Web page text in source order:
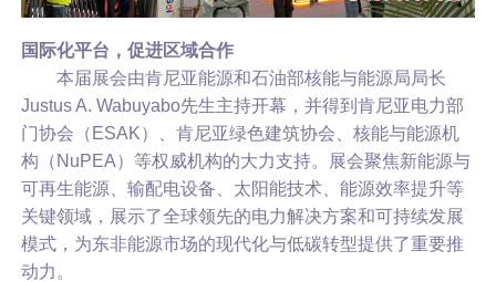
国际化平台，促进区域合作
本届展会由肯尼亚能源和石油部核能与能源局局长
Justus A. Wabuyabo先生主持开幕，并得到肯尼亚电力部
门协会（ESAK）、肯尼亚绿色建筑协会、核能与能源机
构（NuPEA）等权威机构的大力支持。展会聚焦新能源与
可再生能源、输配电设备、太阳能技术、能源效率提升等
关键领域，展示了全球领先的电力解决方案和可持续发展
模式，为东非能源市场的现代化与低碳转型提供了重要推
动力。